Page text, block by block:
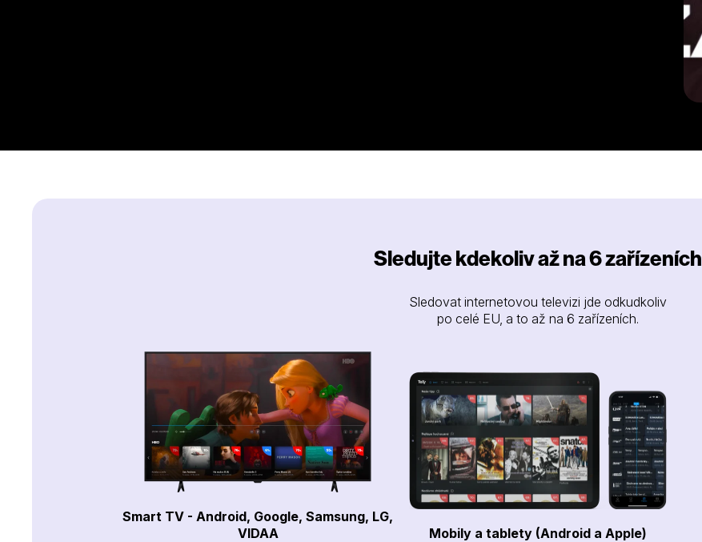
Sledujte kdekoliv až na 6 zařízeních
Sledovat internetovou televizi jde odkudkoliv
po celé EU, a to až na 6 zařízeních.
Smart TV - Android, Google, Samsung, LG,
VIDAA
Mobily a tablety (Android a Apple)